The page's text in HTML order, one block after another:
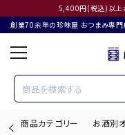
5,400円(税込)以上
創業70余年の珍味屋 おつまみ専門
商品カテゴリー お酒別